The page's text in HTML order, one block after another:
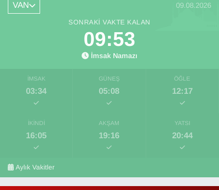
VAN 09.08.2026
SONRAKI VAKTE KALAN
09:51
İmsak Namazı
İMSAK
03:34
GÜNEŞ
05:08
ÖĞLE
12:17
İKINDI
16:05
AKŞAM
19:16
YATSI
20:44
Aylık Vakitler